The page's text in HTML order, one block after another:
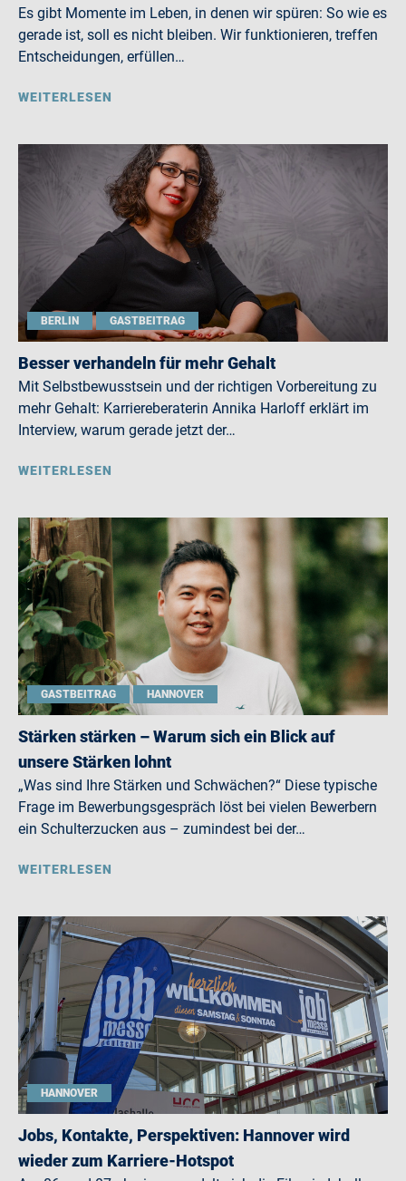
Es gibt Momente im Leben, in denen wir spüren: So wie es
gerade ist, soll es nicht bleiben. Wir funktionieren, treffen
Entscheidungen, erfüllen…
WEITERLESEN
BERLIN GASTBEITRAG
Besser verhandeln für mehr Gehalt
Mit Selbstbewusstsein und der richtigen Vorbereitung zu
mehr Gehalt: Karriereberaterin Annika Harloff erklärt im
Interview, warum gerade jetzt der…
WEITERLESEN
GASTBEITRAG HANNOVER
Stärken stärken – Warum sich ein Blick auf
unsere Stärken lohnt
„Was sind Ihre Stärken und Schwächen?“ Diese typische
Frage im Bewerbungsgespräch löst bei vielen Bewerbern
ein Schulterzucken aus – zumindest bei der…
WEITERLESEN
HANNOVER
Jobs, Kontakte, Perspektiven: Hannover wird
wieder zum Karriere-Hotspot